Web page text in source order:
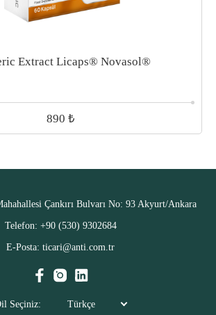
Extract Licaps® Novasol®
890 ₺
Çankırı Bulvarı No: 93 Akyurt/Ankara
Telefon: +90 (530) 9302684
E-Posta: ticari@anti.com.tr
Seçiniz: Türkçe